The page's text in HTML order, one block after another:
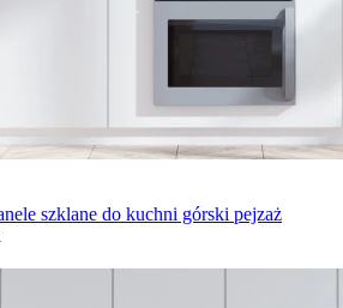
szklane do kuchni górski pejzaż